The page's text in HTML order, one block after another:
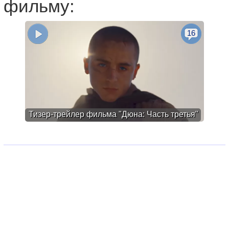
фильму:
Тизер-трейлер фильма "Дюна: Часть третья"
16